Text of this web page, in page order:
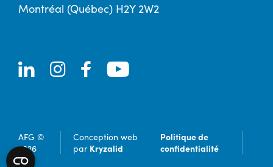
Montréal (Québec) H2Y 2W2
AFG ©
2026
Conception web
par Kryzalid
Politique de
confidentialité